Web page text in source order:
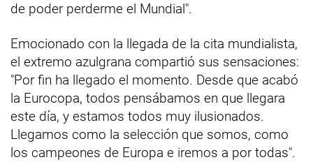
de poder perderme el Mundial".
Emocionado con la llegada de la cita mundialista,
el extremo azulgrana compartió sus sensaciones:
"Por fin ha llegado el momento. Desde que acabó
la Eurocopa, todos pensábamos en que llegara
este día, y estamos todos muy ilusionados.
Llegamos como la selección que somos, como
los campeones de Europa e iremos a por todas".